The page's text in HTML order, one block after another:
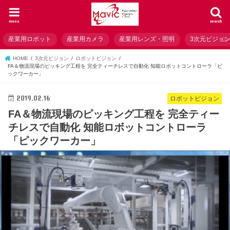
search
menu
産業用ロボット 産業用カメラ 産業用レンズ・照明 3次元ビジョ
HOME 3次元ビジョン
ロボットビジョン
FA＆物流現場のピッキング工程を 完全ティーチレスで自動化 知能ロボットコントローラ「ピ
ックワーカー」
ロボットビジョン
2019.02.16
FA＆物流現場のピッキング工程を 完全ティー
チレスで自動化 知能ロボットコントローラ
「ピックワーカー」